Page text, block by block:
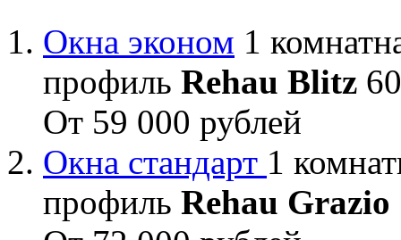
Окна эконом 1
профиль Rehau Blitz
От 59 000 рублей
Окна стандарт 1
профиль Rehau Grazio